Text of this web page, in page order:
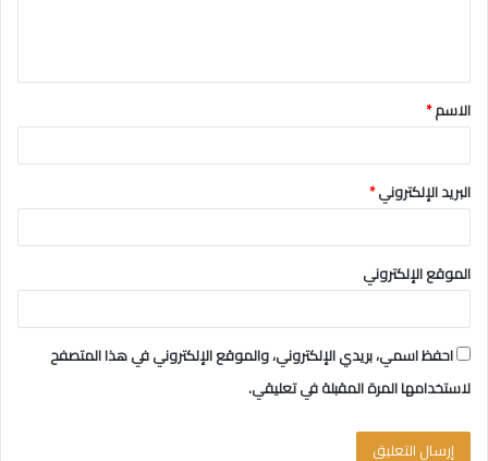
ق
*
الاسم*
البريد الإلكتروني*
الموقع الإلكتروني
احفظ اسمي، بريدي الإلكتروني، والموقع الإلكتروني في هذا المتصفح
لاستخدامها المرة المقبلة في تعليقي.